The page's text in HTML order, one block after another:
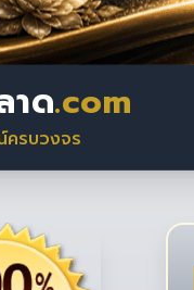
าด.com
ครบวงจร